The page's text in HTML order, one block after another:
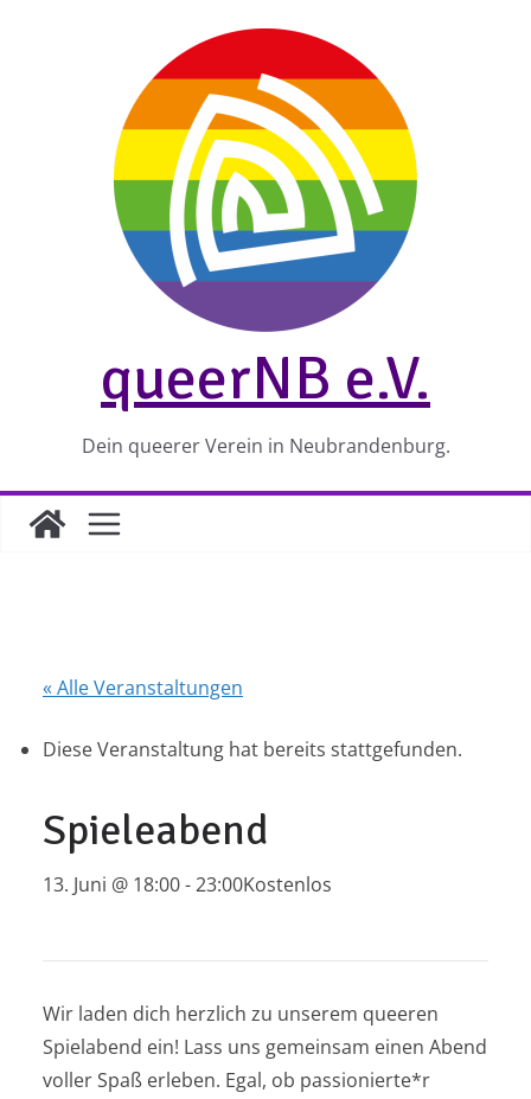
queerNB e.V.
Dein queerer Verein in Neubrandenburg.
« Alle Veranstaltungen
Diese Veranstaltung hat bereits stattgefunden.
Spieleabend
13. Juni @ 18:00-23:00Kostenlos
Wir laden dich herzlich zu unserem queeren
Spielabend ein! Lass uns gemeinsam einen Abend
voller Spaß erleben. Egal, ob passionierte*r